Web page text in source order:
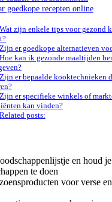
goedkope recepten online
Wat zijn enkele tips voor gezond
Zijn er goedkope alternatieven
Hoe kan ik gezonde maaltijden
Zijn er bepaalde kooktechnieken
Zijn er specifieke winkels of
kan vinden?
Related posts:
en houd
te doen
voor verse